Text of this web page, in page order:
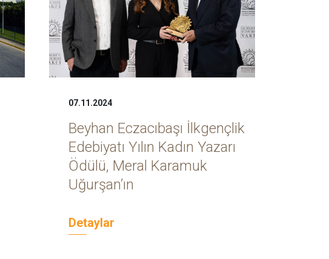
07.11.2024
Beyhan Eczacıbaşı İlkgençlik
Edebiyatı Yılın Kadın Yazarı
Ödülü, Meral Karamuk
Uğurşan’ın
Detaylar